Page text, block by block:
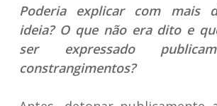
Poderia explicar com mais
ideia? O que não era dito e
ser expressado
constrangimentos?